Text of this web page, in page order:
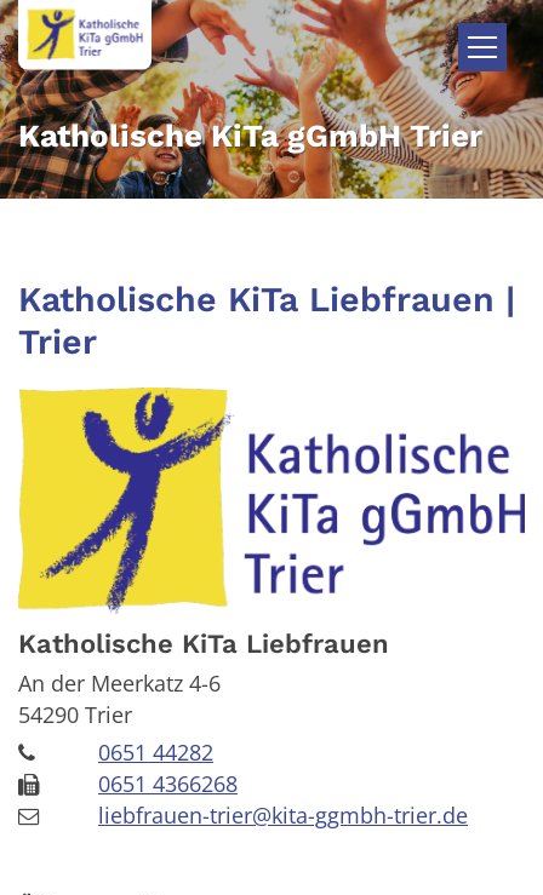
Zum Inhalt springen
Katholische KiTa gGmbH Trier
Katholische KiTa Liebfrauen |
Trier
Katholische KiTa Liebfrauen
An der Meerkatz 4-6
54290 Trier
0651 44282
0651 4366268
liebfrauen-trier@kita-ggmbh-trier.de